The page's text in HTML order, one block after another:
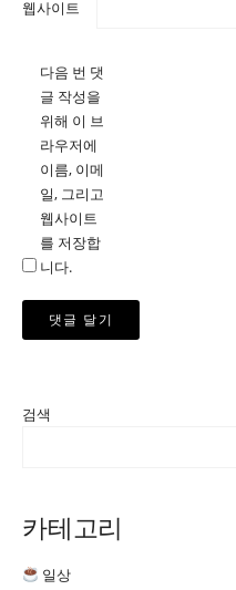
웹사이트
다음 번 댓
글 작성을
위해 이 브
라우저에
이름, 이메
일, 그리고
웹사이트
를 저장합
니다.
검색
카테고리
일상